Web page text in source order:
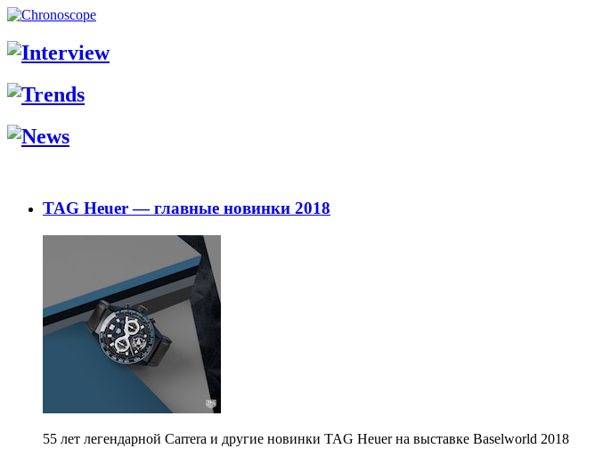
TAG Heuer — главные новинки 2018
55 лет легендарной Carrera и другие новинки TAG Heuer на выставке Baselworld 2018